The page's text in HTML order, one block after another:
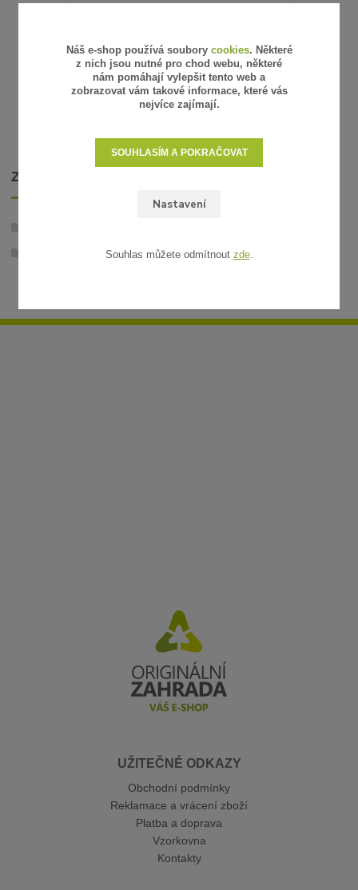
PŘIDAT DO KOŠÍKU
ZBOŽÍ ZAŘAZENO V KATEGORIÍCH
CONIFER S - jehličnaté ploty
UŽITEČNÉ ODKAZY
Obchodní podmínky
Reklamace a vrácení zboží
Platba a doprava
Vzorkovna
Kontakty
Náš e-shop používá soubory cookies. Některé
z nich jsou nutné pro chod webu, některé
nám pomáhají vylepšit tento web a
zobrazovat vám takové informace, které vás
nejvíce zajímají.
Nastavení
SOUHLASÍM A POKRAČOVAT
Souhlas můžete odmítnout zde.